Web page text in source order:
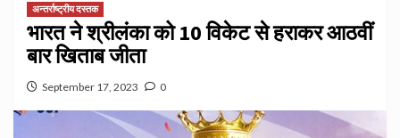
अन्तर्राष्ट्रीय दस्तक
भारत ने श्रीलंका को 10 विकेट से हराकर आठवीं
बार खिताब जीता
September 17, 2023 0